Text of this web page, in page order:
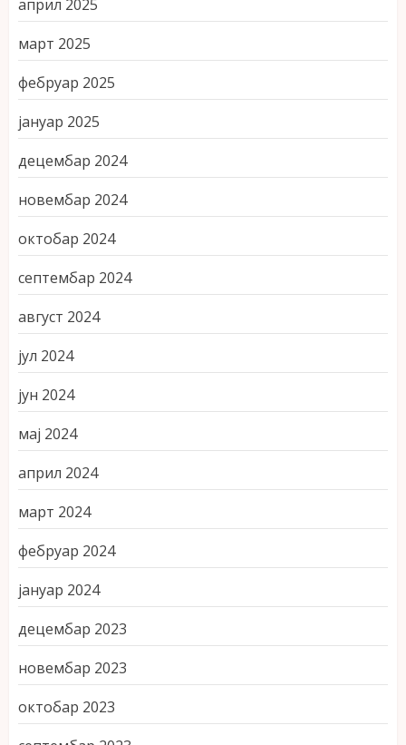
април 2025
март 2025
фебруар 2025
јануар 2025
децембар 2024
новембар 2024
октобар 2024
септембар 2024
август 2024
јул 2024
јун 2024
мај 2024
април 2024
март 2024
фебруар 2024
јануар 2024
децембар 2023
новембар 2023
октобар 2023